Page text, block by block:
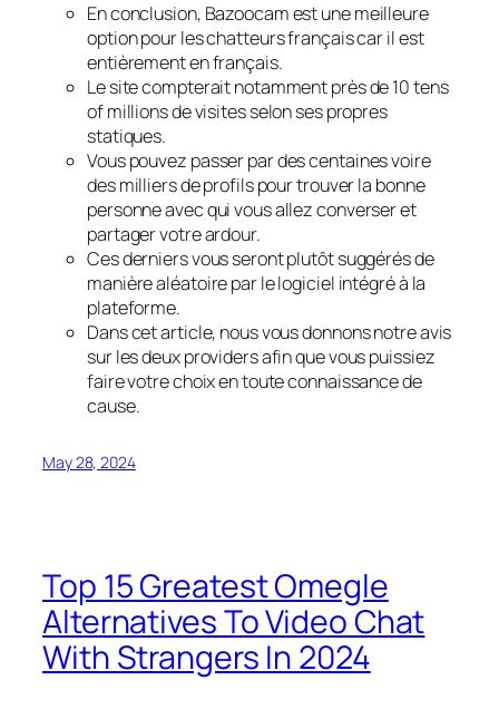
En conclusion, Bazoocam est une meilleure
option pour les chatteurs français car il est
entièrement en français.
Le site compterait notamment près de 10 tens
of millions de visites selon ses propres
statiques.
Vous pouvez passer par des centaines voire
des milliers de profils pour trouver la bonne
personne avec qui vous allez converser et
partager votre ardour.
Ces derniers vous seront plutôt suggérés de
manière aléatoire par le logiciel intégré à la
plateforme.
Dans cet article, nous vous donnons notre avis
sur les deux providers afin que vous puissiez
faire votre choix en toute connaissance de
cause.
May 28, 2024
Top 15 Greatest Omegle
Alternatives To Video Chat
With Strangers In 2024